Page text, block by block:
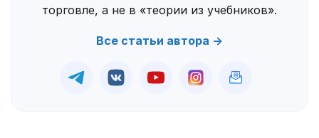
торговле, а не в «теории из учебников».
Все статьи автора →